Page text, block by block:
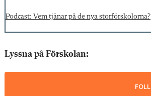
Podcast: Vem tjänar på de nya storförskolorna?
Lyssna på Förskolan: